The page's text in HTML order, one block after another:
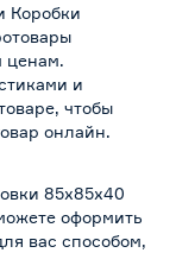
Коробки
ценам.
и
чтобы
онлайн.
85х85х40
оформить
вас способом,